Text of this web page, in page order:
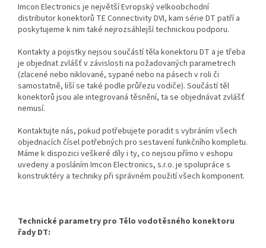
Imcon Electronics je největší Evropský velkoobchodní
distributor konektorů TE Connectivity DVI, kam série DT patří a
poskytujeme k nim také nejrozsáhlejší technickou podporu.
Kontakty a pojistky nejsou součástí těla konektoru DT a je třeba
je objednat zvlášť v závislosti na požadovaných parametrech
(zlacené nebo niklované, sypané nebo na pásech v roli či
samostatně, liší se také podle průřezu vodiče). Součástí těl
konektorů jsou ale integrovaná těsnění, ta se objednávat zvlášť
nemusí.
Kontaktujte nás, pokud potřebujete poradit s vybráním všech
objednacích čísel potřebných pro sestavení funkčního kompletu.
Máme k dispozici veškeré díly i ty, co nejsou přímo v eshopu
uvedeny a posláním Imcon Electronics, s.r.o. je spolupráce s
konstruktéry a techniky při správném použití všech komponent.
Technické parametry pro Tělo vodotěsného konektoru
řady DT: